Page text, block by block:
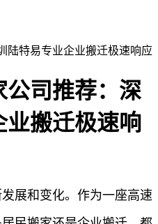
陆特易专业企业搬迁极速响应
公司推荐：深
业搬迁极速响
展和变化。作为一座高速